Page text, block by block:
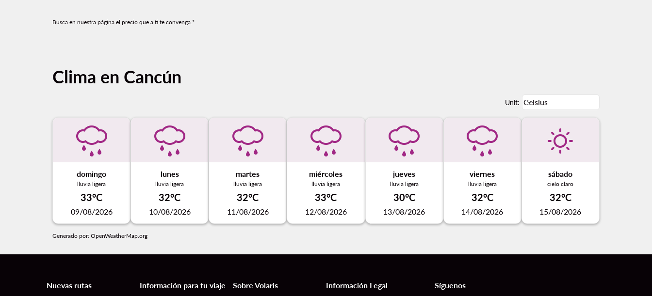
Busca en nuestra página el precio que a ti te convenga.*
Clima en Cancún
Unit: Weather unit option Celsius
Celsius
keyboard_arrow_down
domingo
lluvia ligera
33°C
09/08/2026
lunes
lluvia ligera
32°C
10/08/2026
martes
lluvia ligera
32°C
11/08/2026
miércoles
lluvia ligera
33°C
12/08/2026
jueves
lluvia ligera
30°C
13/08/2026
viernes
lluvia ligera
32°C
14/08/2026
sábado
cielo claro
32°C
15/08/2026
Generado por: OpenWeatherMap.org
Nuevas rutas Información para tu viaje Sobre Volaris Información Legal Síguenos